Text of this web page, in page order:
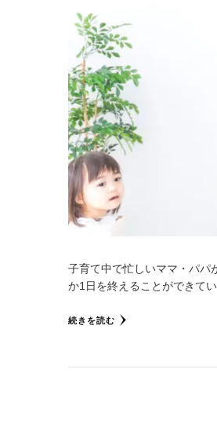
子育て中で忙しいママ・パパ
か1日を終えることができて
続きを読む